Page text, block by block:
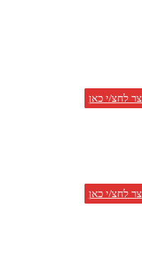
לחצ/י כאן
לחצ/י כאן